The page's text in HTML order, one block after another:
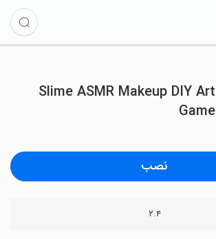
Slime ASMR Makeup DIY Art
Game
نصب
۲.۴